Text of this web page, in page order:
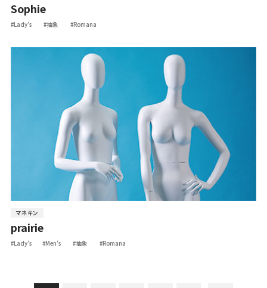
Sophie
#Lady’s #抽象 #Romana
マネキン
prairie
#Lady’s #Men’s #抽象 #Romana